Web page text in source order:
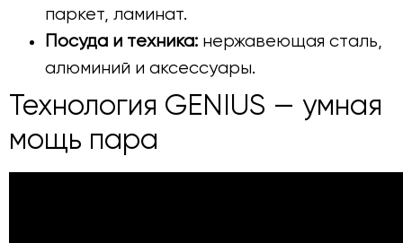
паркет, ламинат.
Посуда и техника: нержавеющая сталь,
алюминий и аксессуары.
Технология GENIUS — умная
мощь пара